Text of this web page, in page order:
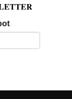
Email